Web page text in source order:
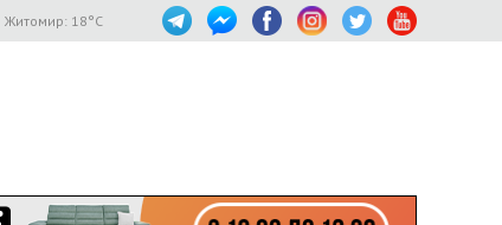
Житомир: 18°C